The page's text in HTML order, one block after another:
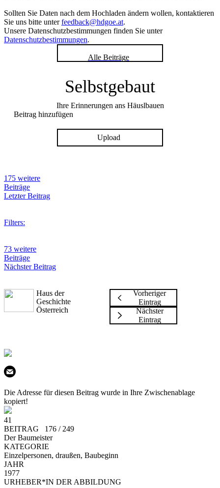
Sollten Sie Daten nach dem Hochladen ändern wollen, kontaktieren
Sie uns bitte unterfeedback@hdgoe.at.
Unsere Datenschutzbestimmungen finden Sie unter
Datenschutzbestimmungen.
Alle Beiträge
Selbstgebaut
Ihre Erinnerungen ans Häuslbauen
Beitrag hinzufügen
Upload
175 weitere
Beiträge
Letzter Beitrag
Filters:
73 weitere
Beiträge
Nächster Beitrag
Haus der
Geschichte
Österreich
Vorheriger
Eintrag
Nächster
Eintrag
Die Adresse für diesen Beitrag wurde in Ihre Zwischenablage
kopiert!
41
BEITRAG 176 / 249
Der Baumeister
KATEGORIE
Einzelpersonen, draußen, Baubeginn
JAHR
1977
URHEBER*IN DER ABBILDUNG